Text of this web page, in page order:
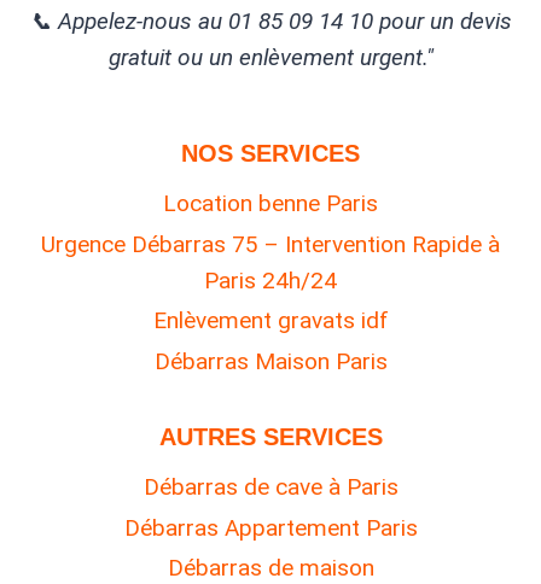
📞 Appelez-nous au 01 85 09 14 10 pour un devis
gratuit ou un enlèvement urgent."
NOS SERVICES
Location benne Paris
Urgence Débarras 75 – Intervention Rapide à
Paris 24h/24
Enlèvement gravats idf
Débarras Maison Paris
AUTRES SERVICES
Débarras de cave à Paris
Débarras Appartement Paris
Débarras de maison